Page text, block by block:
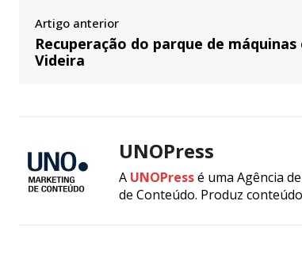
Artigo anterior
Recuperação do parque de máquinas
Videira
UNOPress
A UNOPressé uma Agência
de Conteúdo. Produz